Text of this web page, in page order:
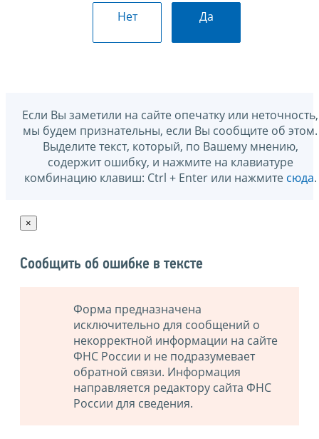
Нет Да
Если Вы заметили на сайте опечатку или неточность,
мы будем признательны, если Вы сообщите об этом.
Выделите текст, который, по Вашему мнению,
содержит ошибку, и нажмите на клавиатуре
комбинацию клавиш: Ctrl + Enter или нажмите сюда.
×
Сообщить об ошибке в тексте
Форма предназначена
исключительно для сообщений о
некорректной информации на сайте
ФНС России и не подразумевает
обратной связи. Информация
направляется редактору сайта ФНС
России для сведения.